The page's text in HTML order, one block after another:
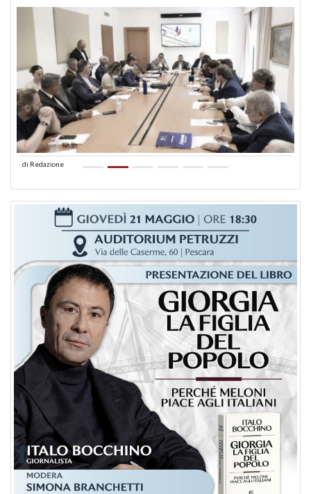
di Redazione